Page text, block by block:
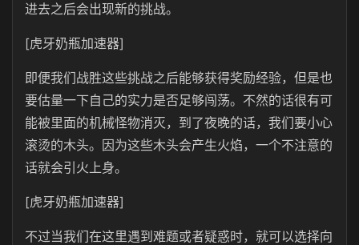
进去之后会出现新的挑战。
[虎牙奶瓶加速器]
即便我们战胜这些挑战之后能够获得奖励经验，但是也
要估量一下自己的实力是否足够闯荡。不然的话很有可
能被里面的机械怪物消灭，到了夜晚的话，我们要小心
滚烫的木头。因为这些木头会产生火焰，一个不注意的
话就会引火上身。
[虎牙奶瓶加速器]
不过当我们在这里遇到难题或者疑惑时，就可以选择向